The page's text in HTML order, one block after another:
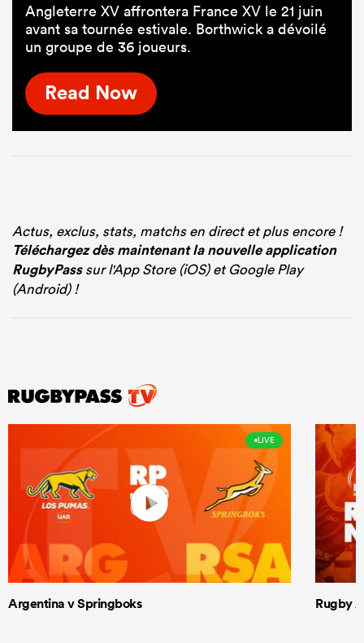
Angleterre XV affrontera France XV le 21 juin
avant sa tournée estivale. Borthwick a dévoilé
un groupe de 36 joueurs.
Read Now
Actus, exclus, stats, matchs en direct et plus encore !
Téléchargez dès maintenant la nouvelle application
RugbyPasssur l'App Store (iOS) et Google Play
(Android) !
LIVE
Argentina v Springboks Rugby